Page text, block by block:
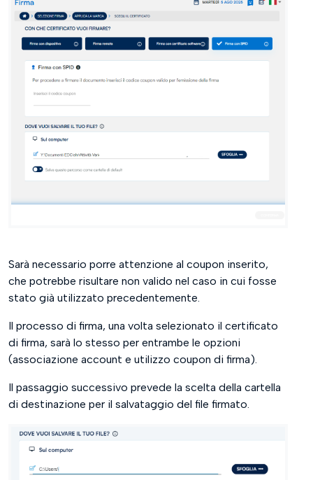
Sarà necessario porre attenzione al coupon inserito,
che potrebbe risultare non valido nel caso in cui fosse
stato già utilizzato precedentemente.
Il processo di firma, una volta selezionato il certificato
di firma, sarà lo stesso per entrambe le opzioni
(associazione account e utilizzo coupon di firma).
Il passaggio successivo prevede la scelta della cartella
di destinazione per il salvataggio del file firmato.